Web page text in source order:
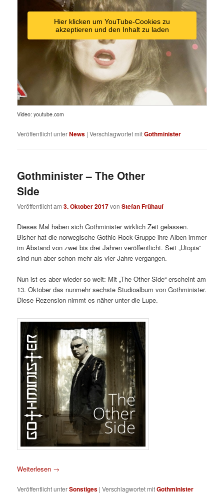
Hier klicken um YouTube-Cookies zu
akzeptieren und den Inhalt zu laden
Video: youtube.com
Veröffentlicht unterNews |Verschlagwortet mitGothminister
Gothminister – The Other
Side
Veröffentlicht am3. Oktober 2017vonStefan Frühauf
Dieses Mal haben sich Gothminister wirklich Zeit gelassen.
Bisher hat die norwegische Gothic-Rock-Gruppe ihre Alben immer
im Abstand von zwei bis drei Jahren veröffentlicht. Seit „Utopia“
sind nun aber schon mehr als vier Jahre vergangen.
Nun ist es aber wieder so weit: Mit „The Other Side“ erscheint am
13. Oktober das nunmehr sechste Studioalbum von Gothminister.
Diese Rezension nimmt es näher unter die Lupe.
Weiterlesen →
Veröffentlicht unterSonstiges |Verschlagwortet mitGothminister